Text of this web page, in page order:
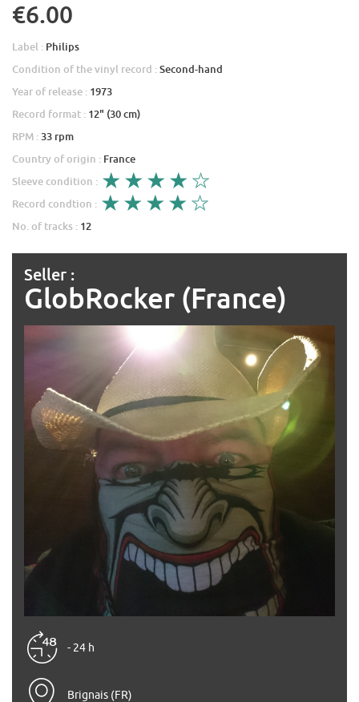
€6.00
Label : Philips
Condition of the vinyl record :Second-hand
Year of release : 1973
Record format : 12" (30 cm)
RPM : 33 rpm
Country of origin : France
Sleeve condition :
Record condtion :
No. of tracks : 12
Seller :
GlobRocker (France)
- 24 h
Brignais (FR)